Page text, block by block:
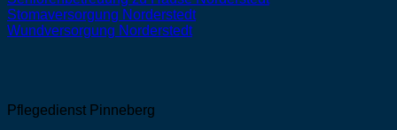
Stomaversorgung Norderstedt
Wundversorgung Norderstedt
Pflegedienst Pinneberg